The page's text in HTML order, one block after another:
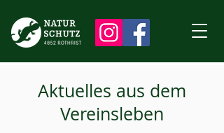
Aktuelles aus dem
Vereinsleben